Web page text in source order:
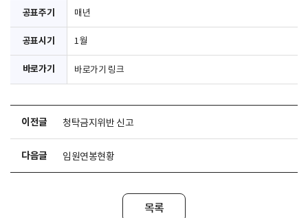
공표주기 매년
공표시기 1월
바로가기 바로가기 링크
이전글 청탁금지위반 신고
다음글 임원연봉현황
목록